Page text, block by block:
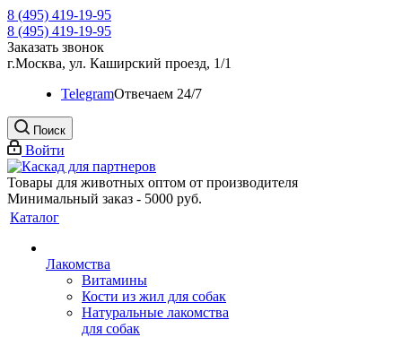
8 (495) 419-19-95
8 (495) 419-19-95
Заказать звонок
г.Москва, ул. Каширский проезд, 1/1
TelegramOтвечаем 24/7
Поиск
Войти
Товары для животных оптом от производителя
Минимальный заказ - 5000 руб.
Каталог
Лакомства
Витамины
Кости из жил для собак
Натуральные лакомства
для собак